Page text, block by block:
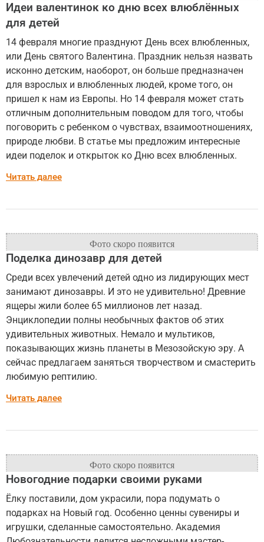
Идеи валентинок ко дню всех влюблённых
для детей
14 февраля многие празднуют День всех влюбленных,
или День святого Валентина. Праздник нельзя назвать
исконно детским, наоборот, он больше предназначен
для взрослых и влюбленных людей, кроме того, он
пришел к нам из Европы. Но 14 февраля может стать
отличным дополнительным поводом для того, чтобы
поговорить с ребенком о чувствах, взаимоотношениях,
природе любви. В статье мы предложим интересные
идеи поделок и открыток ко Дню всех влюбленных.
Читать далее
Поделка динозавр для детей
Среди всех увлечений детей одно из лидирующих мест
занимают динозавры. И это не удивительно! Древние
ящеры жили более 65 миллионов лет назад.
Энциклопедии полны необычных фактов об этих
удивительных животных. Немало и мультиков,
показывающих жизнь планеты в Мезозойскую эру. А
сейчас предлагаем заняться творчеством и смастерить
любимую рептилию.
Читать далее
Новогодние подарки своими руками
Ёлку поставили, дом украсили, пора подумать о
подарках на Новый год. Особенно ценны сувениры и
игрушки, сделанные самостоятельно. Академия